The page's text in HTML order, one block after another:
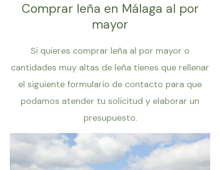
Comprar leña en Málaga al por
mayor
Si quieres comprar leña al por mayor o
cantidades muy altas de leña tienes que rellenar
el siguiente formulario de contacto para que
podamos atender tu solicitud y elaborar un
presupuesto.